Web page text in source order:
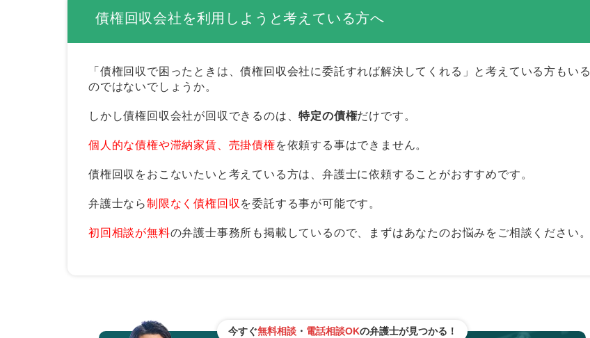
債権回収会社によっておこなわれる主な債権回収手段
少額訴訟｜1回の審理で裁判所から金銭の支払いを命じる判決が出される
通常訴訟｜主張・立証を重ねたうえで裁判所から金銭の支払いを命じる判決が出され
2.債権回収の取り扱い実績などが豊富かどうか
3.希望に応じて最適の手段を提案してくれるか
債権回収会社が提供しているサービスの料金体系・手数料
債権回収会社を利用しようと考えている方へ
「債権回収で困ったときは、債権回収会社に委託すれば解決してくれる」と考えている方もいる
のではないでしょうか。
しかし債権回収会社が回収できるのは、特定の債権だけです。
個人的な債権や滞納家賃、売掛債権を依頼する事はできません。
債権回収をおこないたいと考えている方は、弁護士に依頼することがおすすめです。
弁護士なら制限なく債権回収 を委託する事が可能です。
初回相談が無料の弁護士事務所も掲載しているので、まずはあなたのお悩みをご相談ください。
今すぐ無料相談・ 電話相談OKの弁護士が見つかる！